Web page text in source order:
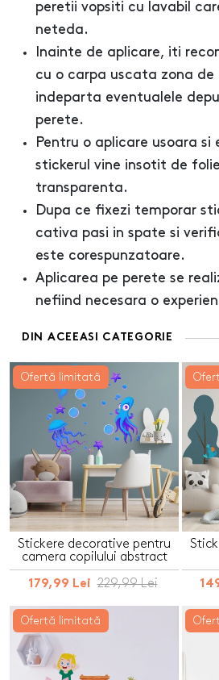
peretii vopsiti cu lavabil
neteda.
Inainte de aplicare, iti
cu o carpa uscata zona de
indeparta eventualele
perete.
Pentru o aplicare usoara
stickerul vine insotit de
transparenta.
Dupa ce fixezi temporar
cativa pasi in spate si
este corespunzatoare.
Aplicarea pe perete se
nefiind necesara o
DIN ACEEASI CATEGORIE
Ofertă limitată
Stickere decorative pentru
camera copilului abstract
179,99 Lei 229,99 Lei
Ofertă limitată